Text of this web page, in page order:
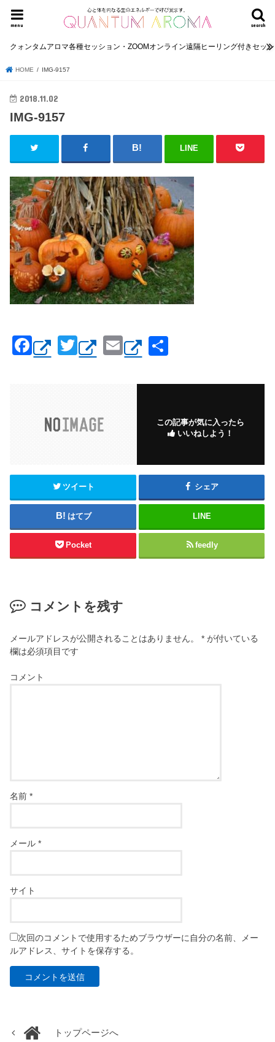
search
menu
クォンタムアロマ各種セッション・ZOOMオンライン遠隔ヒーリング付きセッ
HOME IMG-9157
2018.11.02
IMG-9157
LINE
F
a
T
wi
E
m
ail
この記事が気に入ったら
いいねしよう！
ツイート シェア
はてブ LINE
Pocket feedly
コメントを残す
メールアドレスが公開されることはありません。 * が付いている
欄は必須項目です
コメント
名前*
メール*
サイト
次回のコメントで使用するためブラウザーに自分の名前、メー
ルアドレス、サイトを保存する。
トップページへ